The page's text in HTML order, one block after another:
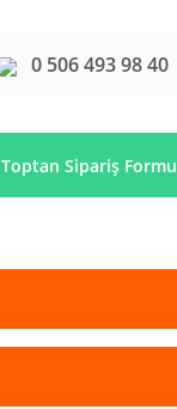
0 506 493 98 40
Toptan Sipariş Formu